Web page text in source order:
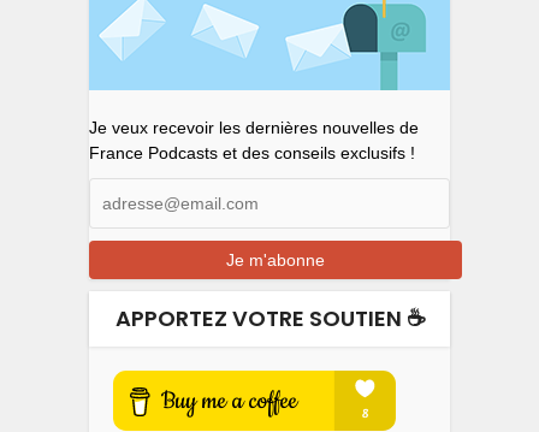
Je veux recevoir les dernières nouvelles de
France Podcasts et des conseils exclusifs !
APPORTEZ VOTRE SOUTIEN ☕️